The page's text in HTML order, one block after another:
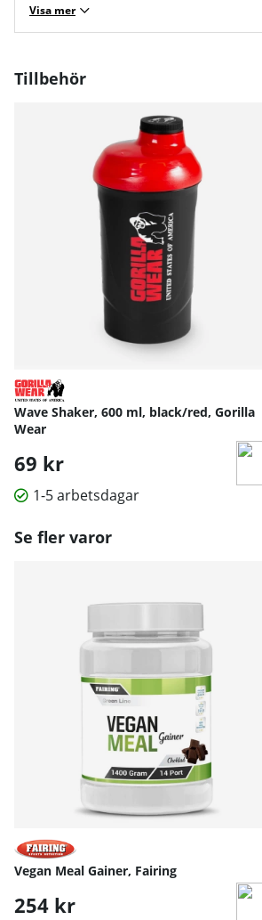
Visa mer
Tillbehör
Wave Shaker, 600 ml, black/red, Gorilla
Wear
69 kr
1-5 arbetsdagar
Se fler varor
Vegan Meal Gainer, Fairing
254 kr